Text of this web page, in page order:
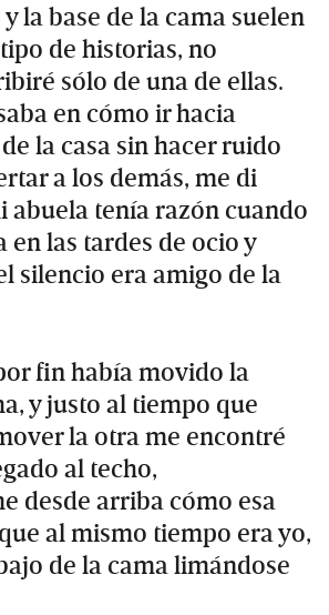
la base de la cama suelen
de historias, no
sólo de una de ellas.
en cómo ir hacia
la casa sin hacer ruido
a los demás, me di
abuela tenía razón cuando
en las tardes de ocio y
silencio era amigo de la
fin había movido la
y justo al tiempo que
la otra me encontré
al techo,
desde arriba cómo esa
al mismo tiempo era yo,
de la cama limándose